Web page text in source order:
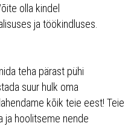
olla kindel
ja töökindluses.
teha pärast pühi
suur hulk oma
kõik teie eest! Teie
ja hoolitseme nende